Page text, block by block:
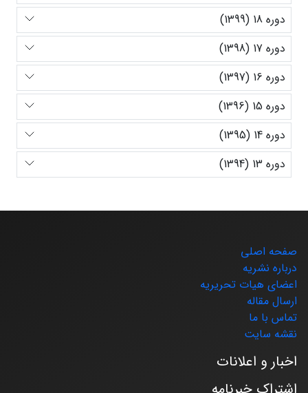
دوره 18 (1399)
دوره 17 (1398)
دوره 16 (1397)
دوره 15 (1396)
دوره 14 (1395)
دوره 13 (1394)
صفحه اصلی
درباره نشریه
اعضای هیات تحریریه
ارسال مقاله
تماس با ما
نقشه سایت
اخبار و اعلانات